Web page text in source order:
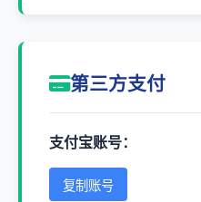
第三方支付
支付宝账号：
复制账号